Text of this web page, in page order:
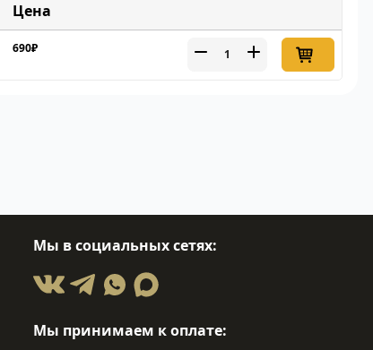
Цена
690₽
Мы в социальных сетях:
Мы принимаем к оплате: